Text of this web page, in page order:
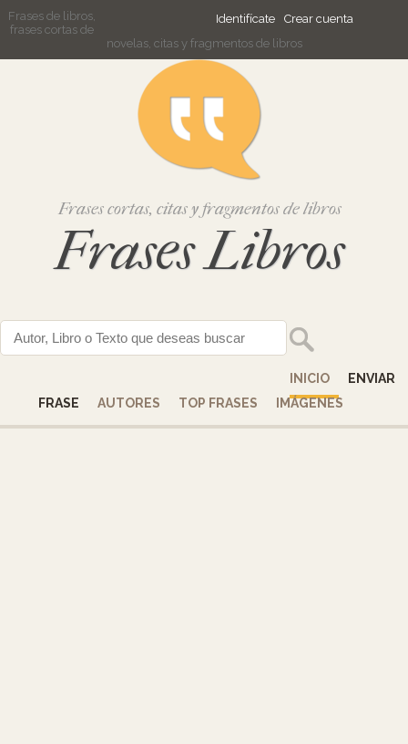
Identifícate Crear cuenta
Frases de libros,
frases cortas de
novelas, citas y fragmentos de libros
Frases cortas, citas y fragmentos de libros
Frases Libros
INICIO
ENVIAR
FRASE
AUTORES TOP FRASES IMÁGENES